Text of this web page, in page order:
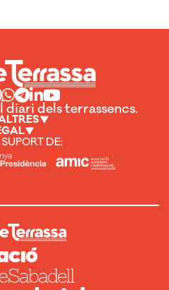
diari dels terrassencs.
DE: